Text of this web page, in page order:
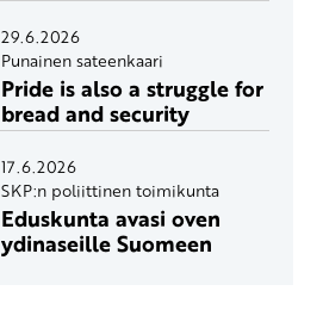
29.6.2026
Punainen sateenkaari
Pride is also a struggle for
bread and security
17.6.2026
SKP:n poliittinen toimikunta
Eduskunta avasi oven
ydinaseille Suomeen